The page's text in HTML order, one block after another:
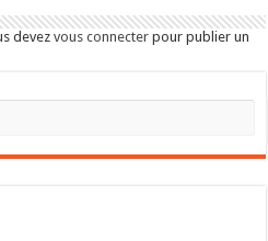
devezvous connecter pour publier un